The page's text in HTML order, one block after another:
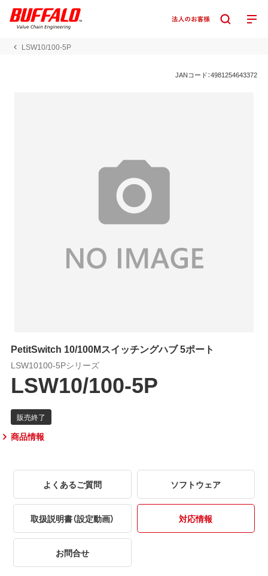
LSW10/100-5P
JANコード：4981254643372
PetitSwitch 10/100Mスイッチングハブ 5ポート
LSW10100-5Pシリーズ
LSW10/100-5P
商品情報
よくあるご質問 ソフトウェア
取扱説明書（設定動画） 対応情報
お問合せ